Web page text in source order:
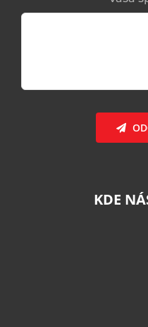
KDE